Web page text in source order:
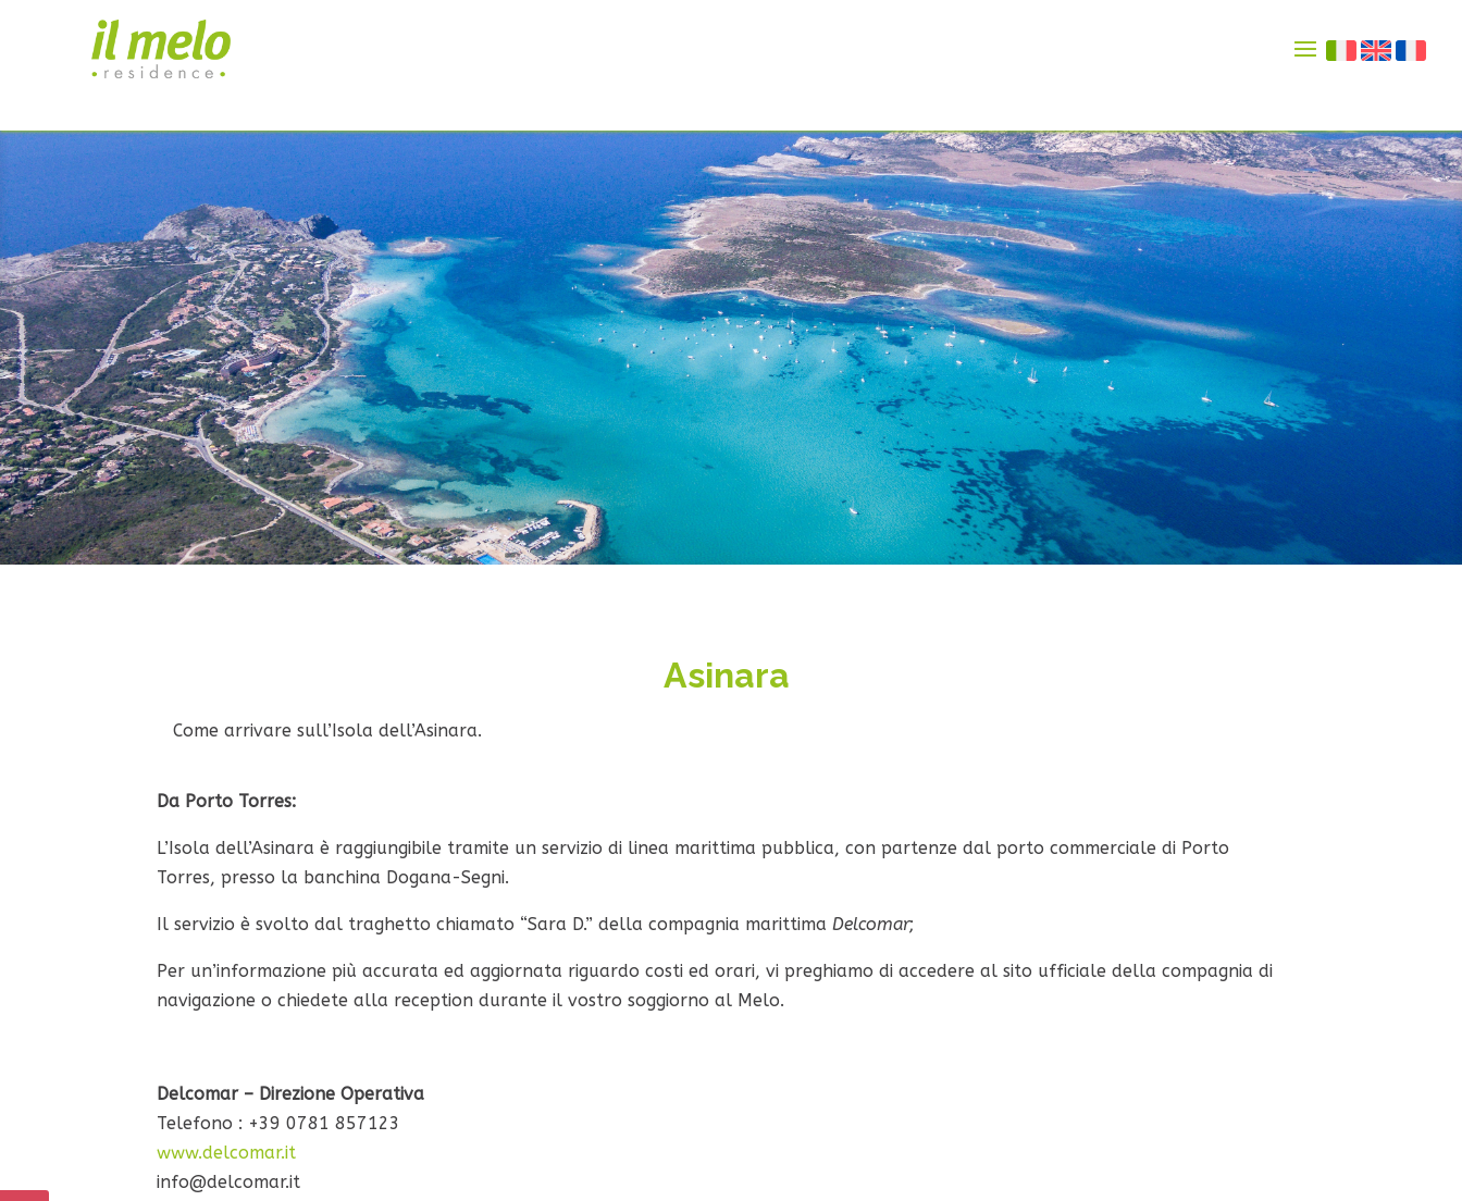
Asinara
Come arrivare sull’Isola dell’Asinara.
Da Porto Torres:
L’Isola dell’Asinara è raggiungibile tramite un servizio di linea marittima pubblica, con partenze dal porto commerciale di Porto
Torres, presso la banchina Dogana-Segni.
Il servizio è svolto dal traghetto chiamato “Sara D.” della compagnia marittimaDelcomar;
Per un’informazione più accurata ed aggiornata riguardo costi ed orari, vi preghiamo di accedere al sito ufficiale della compagnia di
navigazione o chiedete alla reception durante il vostro soggiorno al Melo.
Delcomar – Direzione Operativa
Telefono : +39 0781 857123
www.delcomar.it
info@delcomar.it